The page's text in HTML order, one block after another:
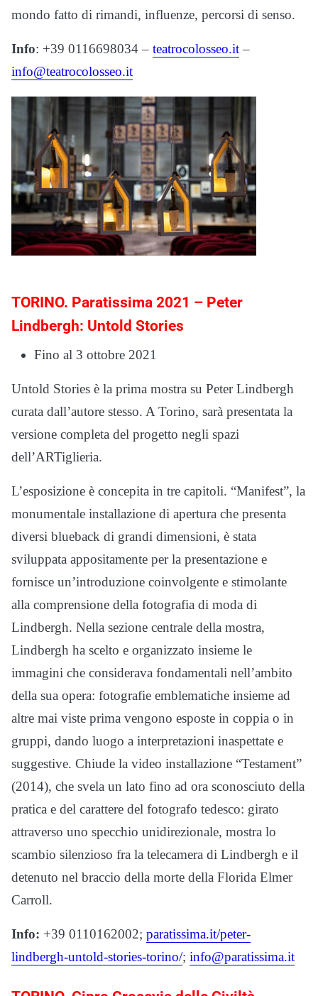
mondo fatto di rimandi, influenze, percorsi di senso.
Info: +39 0116698034 – teatrocolosseo.it–
info@teatrocolosseo.it
TORINO. Paratissima 2021 – Peter
Lindbergh: Untold Stories
Fino al 3 ottobre 2021
Untold Stories è la prima mostra su Peter Lindbergh
curata dall’autore stesso. A Torino, sarà presentata la
versione completa del progetto negli spazi
dell’ARTiglieria.
L’esposizione è concepita in tre capitoli. “Manifest”, la
monumentale installazione di apertura che presenta
diversi blueback di grandi dimensioni, è stata
sviluppata appositamente per la presentazione e
fornisce un’introduzione coinvolgente e stimolante
alla comprensione della fotografia di moda di
Lindbergh. Nella sezione centrale della mostra,
Lindbergh ha scelto e organizzato insieme le
immagini che considerava fondamentali nell’ambito
della sua opera: fotografie emblematiche insieme ad
altre mai viste prima vengono esposte in coppia o in
gruppi, dando luogo a interpretazioni inaspettate e
suggestive. Chiude la video installazione “Testament”
(2014), che svela un lato fino ad ora sconosciuto della
pratica e del carattere del fotografo tedesco: girato
attraverso uno specchio unidirezionale, mostra lo
scambio silenzioso fra la telecamera di Lindbergh e il
detenuto nel braccio della morte della Florida Elmer
Carroll.
Info: +39 0110162002; paratissima.it/peter-
lindbergh-untold-stories-torino/; info@paratissima.it